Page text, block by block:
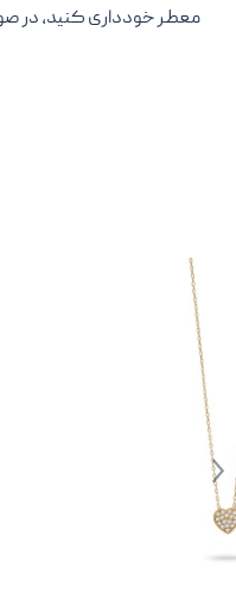
معطر خودداری کنید، در